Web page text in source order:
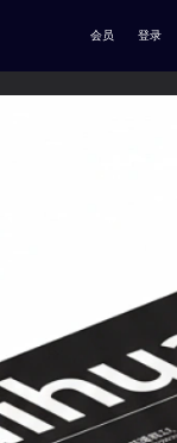
会员 登录